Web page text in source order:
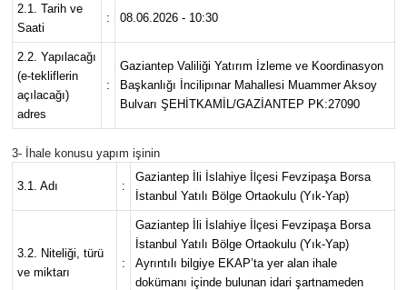
2.1. Tarih ve
Saati
: 08.06.2026 - 10:30
2.2. Yapılacağı
(e-tekliflerin
açılacağı)
adres
:
Gaziantep Valiliği Yatırım İzleme ve Koordinasyon
Başkanlığı İncilipınar Mahallesi Muammer Aksoy
Bulvarı ŞEHİTKAMİL/GAZİANTEP PK:27090
3- İhale konusu yapım işinin
3.1. Adı :
Gaziantep İli İslahiye İlçesi Fevzipaşa Borsa
İstanbul Yatılı Bölge Ortaokulu (Yık-Yap)
3.2. Niteliği, türü
ve miktarı
:
Gaziantep İli İslahiye İlçesi Fevzipaşa Borsa
İstanbul Yatılı Bölge Ortaokulu (Yık-Yap)
Ayrıntılı bilgiye EKAP’ta yer alan ihale
dokümanı içinde bulunan idari şartnameden